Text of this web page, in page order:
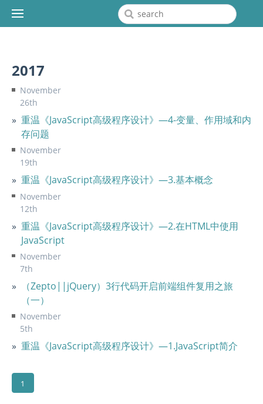
2017
November
26th
重温《JavaScript高级程序设计》—4-变量、作用域和内
存问题
November
19th
重温《JavaScript高级程序设计》—3.基本概念
November
12th
重温《JavaScript高级程序设计》—2.在HTML中使用
JavaScript
November
7th
（Zepto||jQuery）3行代码开启前端组件复用之旅
（一）
November
5th
重温《JavaScript高级程序设计》—1.JavaScript简介
1